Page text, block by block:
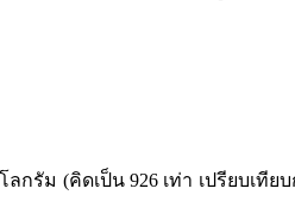
(คิดเป็น 926 เท่า เปรียบเทีย